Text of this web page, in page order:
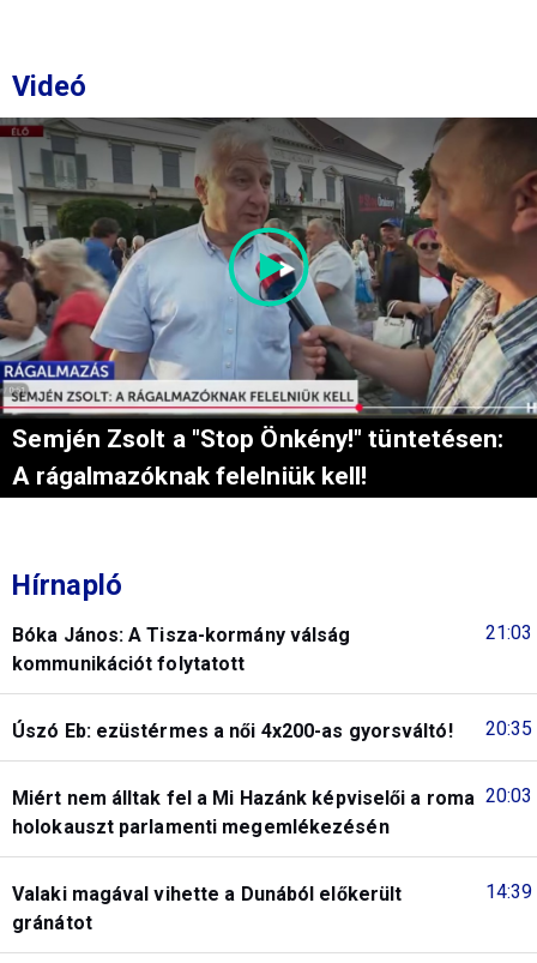
Videó
Semjén Zsolt a "Stop Önkény!" tüntetésen:
A rágalmazóknak felelniük kell!
Hírnapló
21:03
Bóka János: A Tisza-kormány válság
kommunikációt folytatott
20:35
Úszó Eb: ezüstérmes a női 4x200-as gyorsváltó!
20:03
Miért nem álltak fel a Mi Hazánk képviselői a roma
holokauszt parlamenti megemlékezésén
14:39
Valaki magával vihette a Dunából előkerült
gránátot